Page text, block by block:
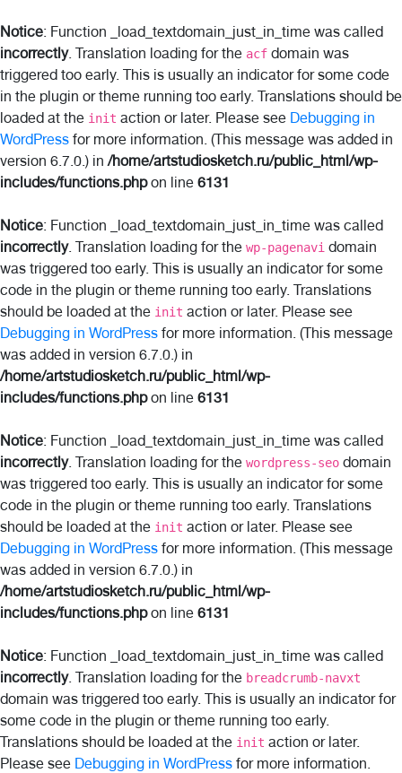
Notice: Function _load_textdomain_just_in_time was called
incorrectly. Translation loading for the acf domain was
triggered too early. This is usually an indicator for some code
in the plugin or theme running too early. Translations should be
loaded at the init action or later. Please see Debugging in
WordPress for more information. (This message was added in
version 6.7.0.) in/home/artstudiosketch.ru/public_html/wp-
includes/functions.phpon line 6131
Notice: Function _load_textdomain_just_in_time was called
incorrectly. Translation loading for the wp-pagenavi domain
was triggered too early. This is usually an indicator for some
code in the plugin or theme running too early. Translations
should be loaded at the init action or later. Please see
Debugging in WordPress for more information. (This message
was added in version 6.7.0.) in
/home/artstudiosketch.ru/public_html/wp-
includes/functions.phpon line 6131
Notice: Function _load_textdomain_just_in_time was called
incorrectly. Translation loading for the wordpress-seo domain
was triggered too early. This is usually an indicator for some
code in the plugin or theme running too early. Translations
should be loaded at the init action or later. Please see
Debugging in WordPress for more information. (This message
was added in version 6.7.0.) in
/home/artstudiosketch.ru/public_html/wp-
includes/functions.phpon line 6131
Notice: Function _load_textdomain_just_in_time was called
incorrectly. Translation loading for the breadcrumb-navxt
domain was triggered too early. This is usually an indicator for
some code in the plugin or theme running too early.
Translations should be loaded at the init action or later.
Please see Debugging in WordPress for more information.